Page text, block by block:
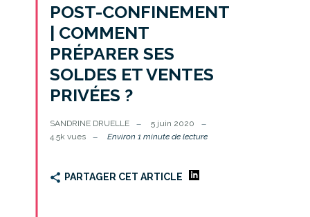
POST-CONFINEMENT
| COMMENT
PRÉPARER SES
SOLDES ET VENTES
PRIVÉES ?
SANDRINE DRUELLE
5 juin 2020
4.5k vues
Environ 1 minute de lecture
PARTAGER CET ARTICLE